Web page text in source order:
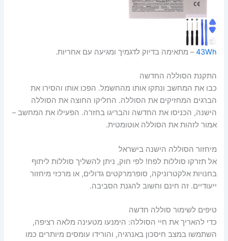
43Wh– מתאימה בדיוק לדגמיך ומגיעה עם אחריות.
התקנת הסוללה החדשה
כבו את המחשב ונתקו אותו מהחשמל. הפכו אותו והסירו את
הברגים המחזיקים את הסוללה. החליקו החוצה את הסוללה
הישנה, הכניסו את החדשה והבריגו בחזרה. הפעילו את המחשב –
אמור לזהות את הסוללה אוטומטית.
מיחזור הסוללה הישנה בישראל
אל תזרקו סוללות לפח! לפי חוק, ניתן להשליך סוללות ליתוף
בחנויות אלקטרוניקה, סופרמרקטים גדולים, או מרכזי מיחזור
ייעודיים. זה חינם וחשוב להגנת הסביבה.
טיפים לשימור סוללה חדשה
כדי להאריך את חיי הסוללה: הימנעו מטעינה מלאה רציפה,
השתמשו במצב חיסכון באנרגיה, והורידו עומסים מיותרים כמו